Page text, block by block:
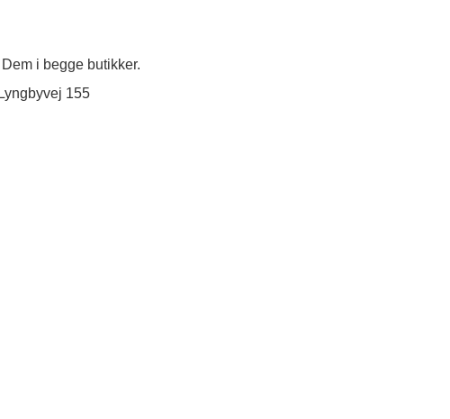
i begge butikker.
155